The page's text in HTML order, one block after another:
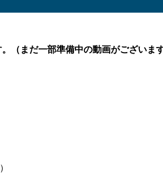
（まだ一部準備中の動画がございま